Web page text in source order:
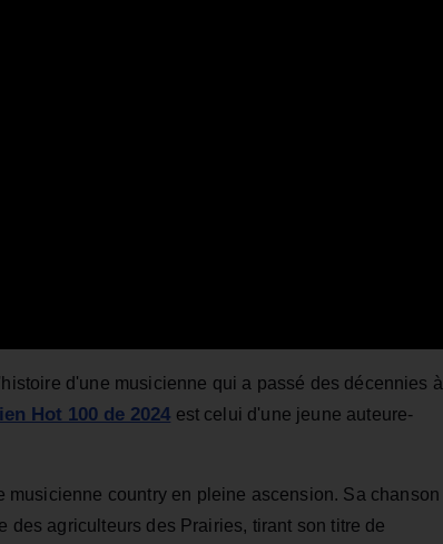
d'une musicienne qui a passé des décennies à
Hot 100 de 2024 est celui d'une jeune auteure-
country en pleine ascension. Sa chanson
agriculteurs des Prairies, tirant son titre de